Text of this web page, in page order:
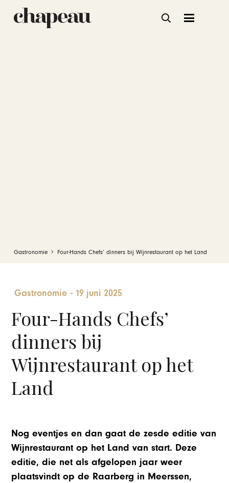
Gastronomie Four-Hands Chefs’ dinners bij Wijnrestaurant op het Land
Gastronomie - 19 juni 2025
Four-Hands Chefs’
dinners bij
Wijnrestaurant op het
Land
Nog eventjes en dan gaat de zesde editie van
Wijnrestaurant op het Land van start. Deze
editie, die net als afgelopen jaar weer
plaatsvindt op de Raarberg in Meerssen,